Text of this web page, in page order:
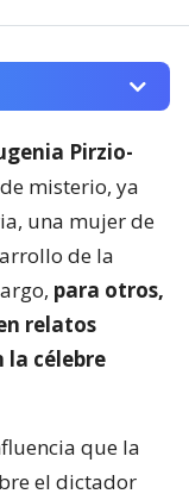
Pirzio-
misterio, ya
una mujer de
de la
para otros,
relatos
la célebre
que la
el dictador